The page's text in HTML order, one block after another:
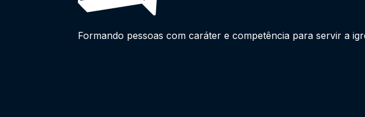
Formando pessoas com caráter e competência para servir a